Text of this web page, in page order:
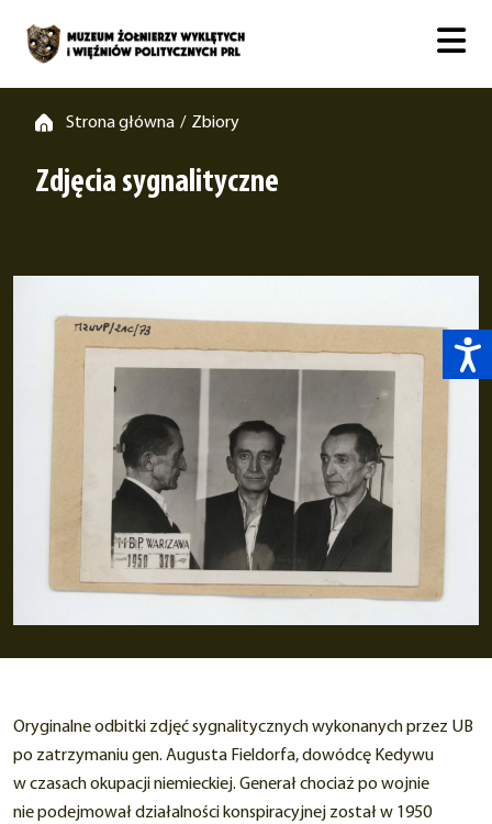
Strona główna / Zbiory
Zdjęcia sygnalityczne
Oryginalne odbitki zdjęć sygnalitycznych wykonanych przez UB
po zatrzymaniu gen. Augusta Fieldorfa, dowódcę Kedywu
w czasach okupacji niemieckiej. Generał chociaż po wojnie
nie podejmował działalności konspiracyjnej został w 1950